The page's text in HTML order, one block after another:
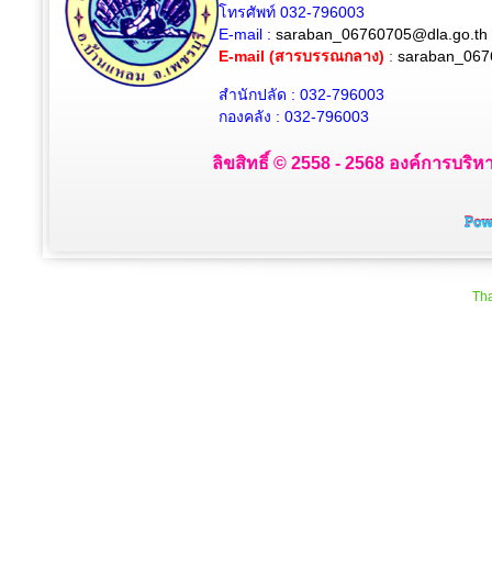
โทรศัพท์ 032-796003
E-mail : saraban_06760705@dla.go.th
E-mail (สารบรรณกลาง) :
สำนักปลัด : 032-796003
กองคลัง : 032-796003
ลิขสิทธิ์ © 2558 - 2568 องค์การบริ